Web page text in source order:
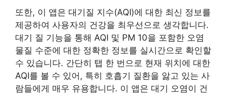
또한, 이 앱은 대기질 지수(AQI)에 대한 최신 정보를
제공하여 사용자의 건강을 최우선으로 생각합니다.
대기 질 기능을 통해 AQI 및 PM 10을 포함한 오염
물질 수준에 대한 정확한 정보를 실시간으로 확인할
수 있습니다. 간단히 탭 한 번으로 현재 위치에 대한
AQI를 볼 수 있어, 특히 호흡기 질환을 앓고 있는 사
람들에게 매우 유용합니다. 이 앱은 대기 오염이 건